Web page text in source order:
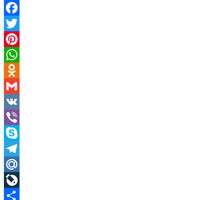
Facebook
Twitter
Pinterest
WhatsApp
Odnoklassniki
Gmail
VK
Viber
Skype
Telegram
Mail.Ru
LiveJournal